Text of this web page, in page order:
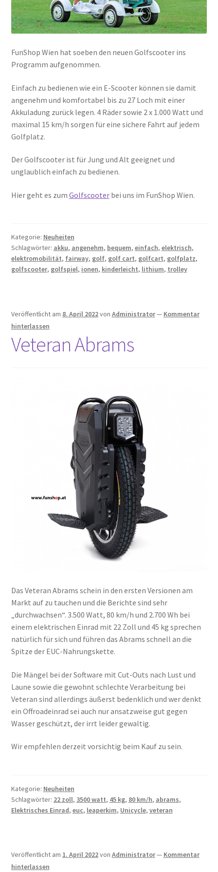
FunShop Wien hat soeben den neuen Golfscooter ins
Programm aufgenommen.
Einfach zu bedienen wie ein E-Scooter können sie damit
angenehm und komfortabel bis zu 27 Loch mit einer
Akkuladung zurück legen. 4 Räder sowie 2 x 1.000 Watt und
maximal 15 km/h sorgen für eine sichere Fahrt auf jedem
Golfplatz.
Der Golfscooter ist für Jung und Alt geeignet und
unglaublich einfach zu bedienen.
Hier geht es zum Golfscooterbei uns im FunShop Wien.
Kategorie: Neuheiten
Schlagwörter: akku, angenehm, bequem, einfach, elektrisch,
elektromobilität, fairway, golf, golf cart, golfcart, golfplatz,
golfscooter, golfspiel, ionen, kinderleicht, lithium, trolley
Veröffentlicht am 8. April 2022von Administrator— Kommentar
hinterlassen
Veteran Abrams
Das Veteran Abrams schein in den ersten Versionen am
Markt auf zu tauchen und die Berichte sind sehr
„durchwachsen“. 3.500 Watt, 80 km/h und 2.700 Wh bei
einem elektrischen Einrad mit 22 Zoll und 45 kg sprechen
natürlich für sich und führen das Abrams schnell an die
Spitze der EUC-Nahrungskette.
Die Mängel bei der Software mit Cut-Outs nach Lust und
Laune sowie die gewohnt schlechte Verarbeitung bei
Veteran sind allerdings äußerst bedenklich und wer denkt
ein Offroadeinrad sei auch nur ansatzweise gut gegen
Wasser geschützt, der irrt leider gewaltig.
Wir empfehlen derzeit vorsichtig beim Kauf zu sein.
Kategorie: Neuheiten
Schlagwörter: 22 zoll, 3500 watt, 45 kg, 80 km/h, abrams,
Elektrisches Einrad, euc, leaperkim, Unicycle, veteran
Veröffentlicht am 1. April 2022von Administrator— Kommentar
hinterlassen